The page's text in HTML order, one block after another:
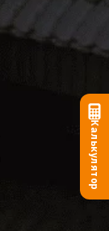
Калькулятор